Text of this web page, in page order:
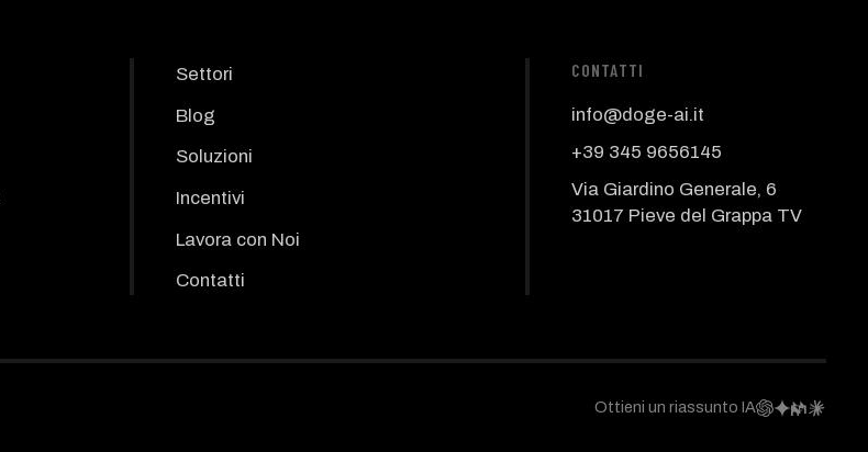
Settori
Blog
Soluzioni
Incentivi
Lavora con Noi
Contatti
CONTATTI
info@doge-ai.it
+39 345 9656145
Via Giardino Generale, 6
31017 Pieve del Grappa TV
Ottieni un riassunto IA